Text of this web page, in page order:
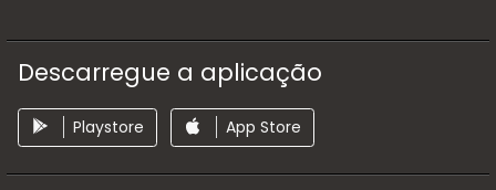
Descarregue a aplicação
Playstore App Store